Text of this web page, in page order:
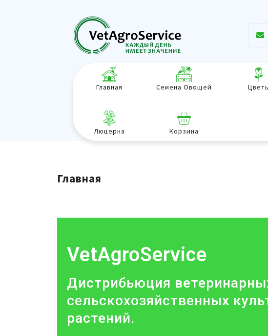
Главная Семена Овощей
Люцерна Корзина
Главная
VetAgroService
Дистрибьюция
сельскохозяйственных
растений.